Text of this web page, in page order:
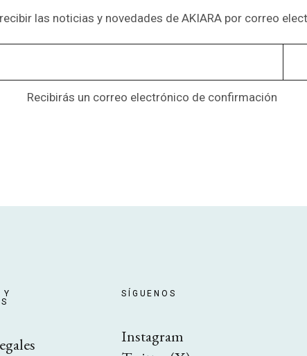
las noticias y novedades de AKIARA por correo
Recibirás un correo electrónico de confirmación
Y
SÍGUENOS
Instagram